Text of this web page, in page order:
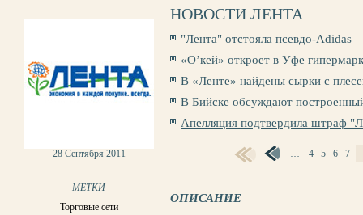
28 Сентября 2011
МЕТКИ
Торговые сети
НОВОСТИ ЛЕНТА
"Лента" отстояла псевдо-Adidas
«О’кей» откроет в Уфе
В «Ленте» найдены сырки с
В Бийске обсуждают
Апелляция подтвердила штраф
… 4 5 6 7
ОПИСАНИЕ